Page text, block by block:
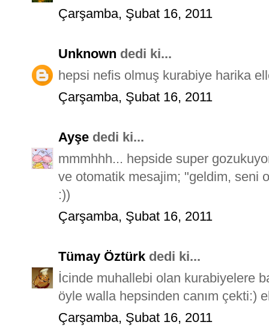
Çarşamba, Şubat 16, 2011
Unknown dedi ki...
hepsi nefis olmuş kurabiye harika
Çarşamba, Şubat 16, 2011
Ayşe dedi ki...
mmmhhh... hepside super
ve otomatik mesajim; "geldim, seni
:))
Çarşamba, Şubat 16, 2011
Tümay Öztürk dedi ki...
İcinde muhallebi olan kurabiyelere
öyle walla hepsinden canım çekti:)
Çarşamba, Şubat 16, 2011